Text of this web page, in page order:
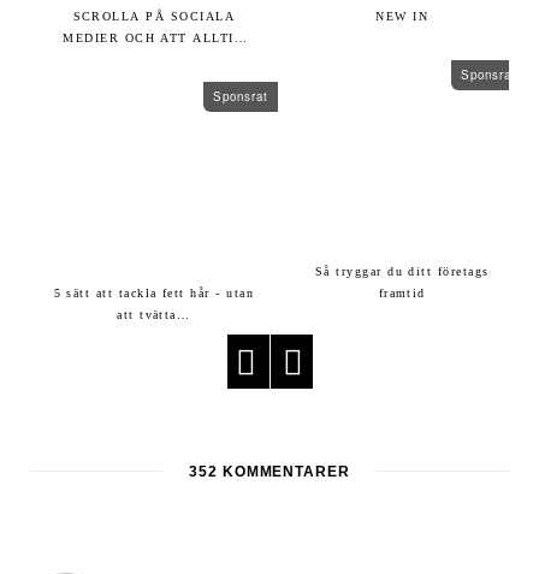
SCROLLA PÅ SOCIALA
MEDIER OCH ATT ALLTID
Sponsrat
5 sätt att tackla fett hår - utan
att tvätta…
NEW IN
Sponsrat
Så tryggar du ditt företags
framtid
352 KOMMENTARER